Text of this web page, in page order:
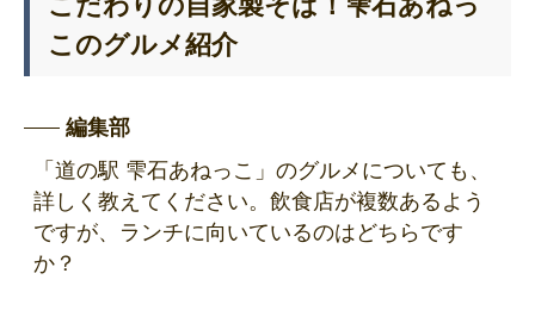
このグルメ紹介
編集部
「道の駅 雫石あねっこ」のグルメについても、
詳しく教えてください。飲食店が複数あるよう
ですが、ランチに向いているのはどちらです
か？